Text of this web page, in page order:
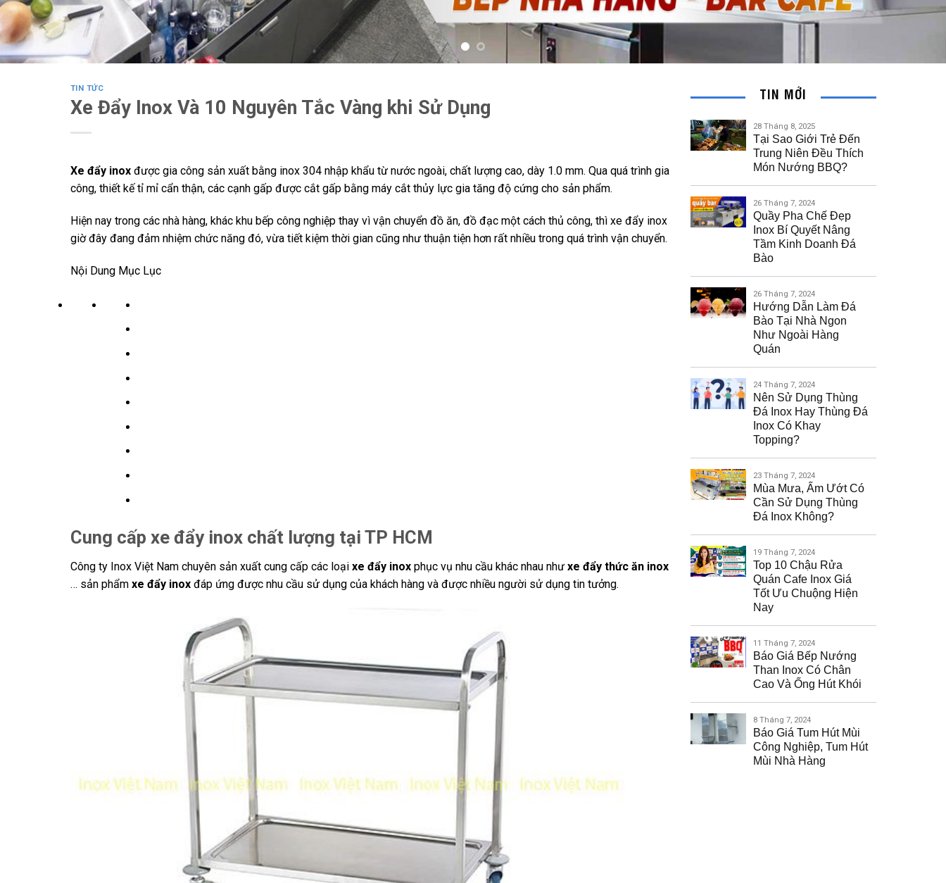
TIN TỨC
Xe Đẩy Inox Và 10 Nguyên Tắc Vàng khi Sử Dụng
Xe đẩy inoxđược gia công sản xuất bằng inox 304 nhập khẩu từ nước ngoài, chất lượng cao, dày 1.0 mm. Qua quá trình gia
công, thiết kế tỉ mỉ cẩn thận, các cạnh gấp được cắt gấp bằng máy cắt thủy lực gia tăng độ cứng cho sản phẩm.
Hiện nay trong các nhà hàng, khác khu bếp công nghiệp thay vì vận chuyển đồ ăn, đồ đạc một cách thủ công, thì xe đẩy inox
giờ đây đang đảm nhiệm chức năng đó, vừa tiết kiệm thời gian cũng như thuận tiện hơn rất nhiều trong quá trình vận chuyển.
Nội Dung Mục Lục
Cung cấp xe đẩy inox chất lượng tại TP HCM
Công ty Inox Việt Nam chuyên sản xuất cung cấp các loạixe đẩy inoxphục vụ nhu cầu khác nhau như xe đẩy thức ăn inox
… sản phẩm xe đẩy inoxđáp ứng được nhu cầu sử dụng của khách hàng và được nhiều người sử dụng tin tưởng.
TIN MỚI
Tại Sao Giới Trẻ Đến
Trung Niên Đều Thích
Món Nướng BBQ?
28 Tháng 8, 2025
Quầy Pha Chế Đẹp
Inox Bí Quyết Nâng
Tầm Kinh Doanh Đá
Bào
26 Tháng 7, 2024
Hướng Dẫn Làm Đá
Bào Tại Nhà Ngon
Như Ngoài Hàng
Quán
26 Tháng 7, 2024
Nên Sử Dụng Thùng
Đá Inox Hay Thùng Đá
Inox Có Khay
Topping?
24 Tháng 7, 2024
Mùa Mưa, Ẩm Ướt Có
Cần Sử Dụng Thùng
Đá Inox Không?
23 Tháng 7, 2024
Top 10 Chậu Rửa
Quán Cafe Inox Giá
Tốt Ưu Chuộng Hiện
Nay
19 Tháng 7, 2024
Báo Giá Bếp Nướng
Than Inox Có Chân
Cao Và Ống Hút Khói
11 Tháng 7, 2024
Báo Giá Tum Hút Mùi
Công Nghiệp, Tum Hút
Mùi Nhà Hàng
8 Tháng 7, 2024